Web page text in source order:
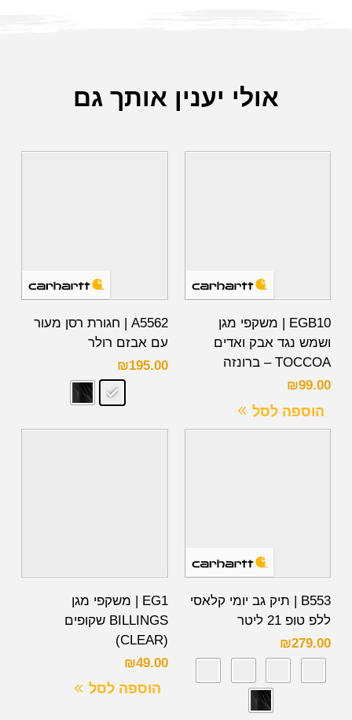
אולי יענין אותך גם
EGB10 | משקפי מגן
ושמש נגד אבק ואדים
TOCCOA – ברונזה
₪99.00
הוספה לסל
A5562 | חגורת רסן מעור
עם אבזם רולר
₪195.00
B553 | תיק גב יומי קלאסי
ללפ טופ 21 ליטר
₪279.00
EG1 | משקפי מגן
BILLINGS שקופים
(CLEAR)
₪49.00
הוספה לסל